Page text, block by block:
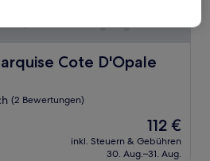
Cote D'Opale
Cote D'Opale
(2 Bewertungen)
Der
Preis
beträgt
112 €
inkl. Steuern & Gebühren
30. Aug.–31. Aug.